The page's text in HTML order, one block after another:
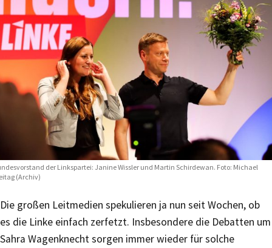
der Linkspartei: Janine Wissler und Martin Schirdewan. Foto: Michael
(Archiv)
Die großen Leitmedien spekulieren ja nun seit Wochen, ob
es die Linke einfach zerfetzt. Insbesondere die Debatten um
Sahra Wagenknecht sorgen immer wieder für solche